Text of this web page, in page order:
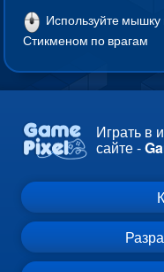
Используйте мышку
Стикменом по врагам
Играть в
сайте -